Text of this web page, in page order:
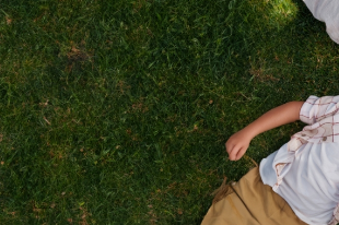
Acquista un Check-